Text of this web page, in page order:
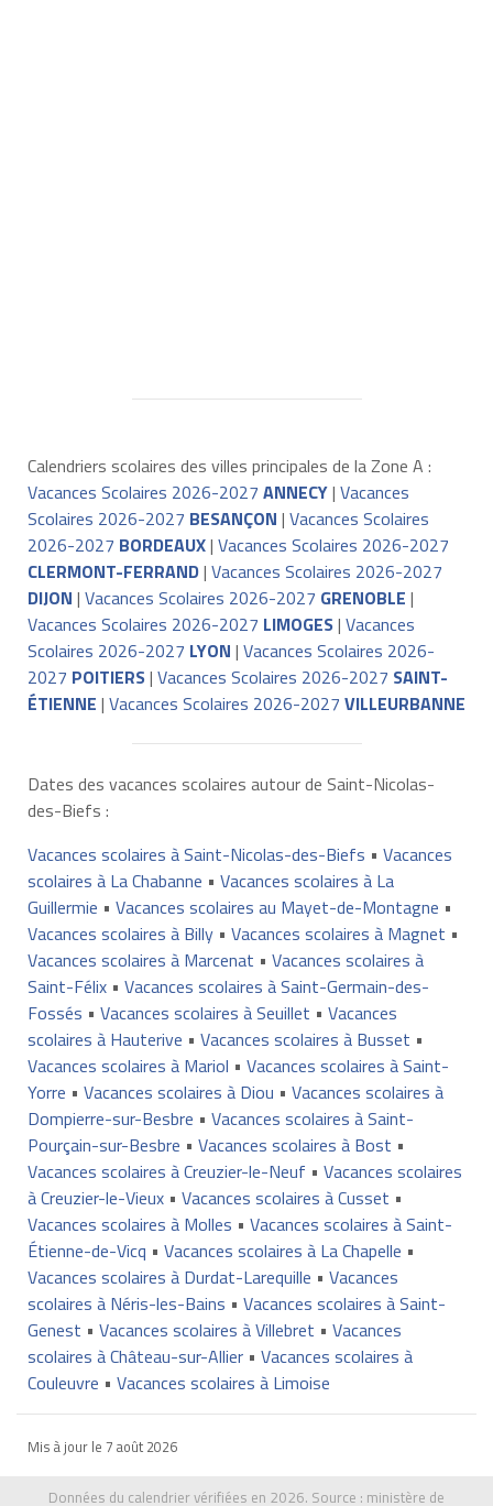
Calendriers scolaires des villes principales de la Zone A :
Vacances Scolaires 2026-2027 ANNECY| Vacances
Scolaires 2026-2027 BESANÇON | Vacances Scolaires
2026-2027 BORDEAUX| Vacances Scolaires 2026-2027
CLERMONT-FERRAND| Vacances Scolaires 2026-2027
DIJON | Vacances Scolaires 2026-2027 GRENOBLE |
Vacances Scolaires 2026-2027 LIMOGES| Vacances
Scolaires 2026-2027 LYON | Vacances Scolaires 2026-
2027 POITIERS| Vacances Scolaires 2026-2027 SAINT-
ÉTIENNE | Vacances Scolaires 2026-2027 VILLEURBANNE
Dates des vacances scolaires autour de Saint-Nicolas-
des-Biefs :
Vacances scolaires à Saint-Nicolas-des-Biefs • Vacances
scolaires à La Chabanne • Vacances scolaires à La
Guillermie • Vacances scolaires au Mayet-de-Montagne •
Vacances scolaires à Billy• Vacances scolaires à Magnet •
Vacances scolaires à Marcenat • Vacances scolaires à
Saint-Félix• Vacances scolaires à Saint-Germain-des-
Fossés • Vacances scolaires à Seuillet • Vacances
scolaires à Hauterive • Vacances scolaires à Busset •
Vacances scolaires à Mariol • Vacances scolaires à Saint-
Yorre • Vacances scolaires à Diou • Vacances scolaires à
Dompierre-sur-Besbre • Vacances scolaires à Saint-
Pourçain-sur-Besbre • Vacances scolaires à Bost •
Vacances scolaires à Creuzier-le-Neuf • Vacances scolaires
à Creuzier-le-Vieux• Vacances scolaires à Cusset •
Vacances scolaires à Molles • Vacances scolaires à Saint-
Étienne-de-Vicq • Vacances scolaires à La Chapelle •
Vacances scolaires à Durdat-Larequille • Vacances
scolaires à Néris-les-Bains • Vacances scolaires à Saint-
Genest • Vacances scolaires à Villebret • Vacances
scolaires à Château-sur-Allier• Vacances scolaires à
Couleuvre • Vacances scolaires à Limoise
Mis à jour le 7 août 2026
Données du calendrier vérifiées en 2026. Source : ministère de